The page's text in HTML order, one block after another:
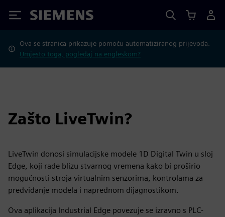
Siemens
Ova se stranica prikazuje pomoću automatiziranog prijevoda.
Umjesto toga, pogledaj na engleskom?
Zašto LiveTwin?
LiveTwin donosi simulacijske modele 1D Digital Twin u sloj
Edge, koji rade blizu stvarnog vremena kako bi proširio
mogućnosti stroja virtualnim senzorima, kontrolama za
predviđanje modela i naprednom dijagnostikom.
Ova aplikacija Industrial Edge povezuje se izravno s PLC-